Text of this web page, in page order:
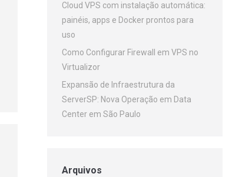
Cloud VPS com instalação automática:
painéis, apps e Docker prontos para
uso
Como Configurar Firewall em VPS no
Virtualizor
Expansão de Infraestrutura da
ServerSP: Nova Operação em Data
Center em São Paulo
Arquivos